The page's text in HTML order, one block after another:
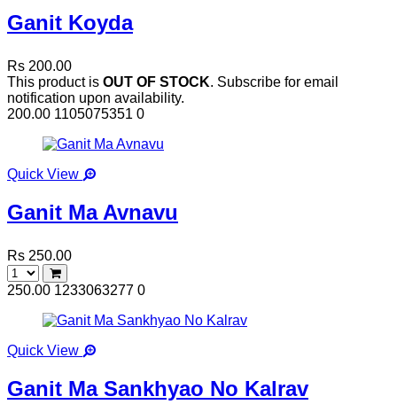
Ganit Koyda
Rs 200.00
This product is OUT OF STOCK. Subscribe for email
notification upon availability.
200.00 1105075351 0
Quick View
Ganit Ma Avnavu
Rs 250.00
250.00 1233063277 0
Quick View
Ganit Ma Sankhyao No Kalrav